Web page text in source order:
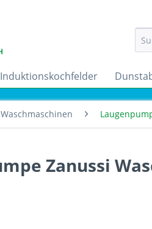
Waschmaschinen
Zanussi